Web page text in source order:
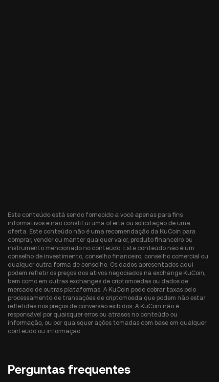
Este conteúdo está sendo fornecido a você apenas para fins
informativos e não constitui uma oferta ou solicitação de uma
oferta. Este conteúdo não é uma recomendação da KuCoin para
comprar, vender ou manter qualquer valor, produto financeiro ou
instrumento mencionado no conteúdo. Este conteúdo não é um
conselho de investimento, conselho financeiro, conselho comercial ou
qualquer outra forma de conselho. Os dados apresentados aqui
podem refletir os preços dos ativos negociados na exchange KuCoin,
bem como em outras exchanges de criptomoedas ou dados de
mercado de outras plataformas. A KuCoin pode cobrar taxas pelo
processamento de transações de criptomoeda que podem não estar
refletidas nos preços de conversão exibidos. A KuCoin não é
responsável por quaisquer erros ou atrasos no conteúdo ou
informação, ou por quaisquer ações tomadas com base em qualquer
conteúdo ou informação.
Perguntas frequentes